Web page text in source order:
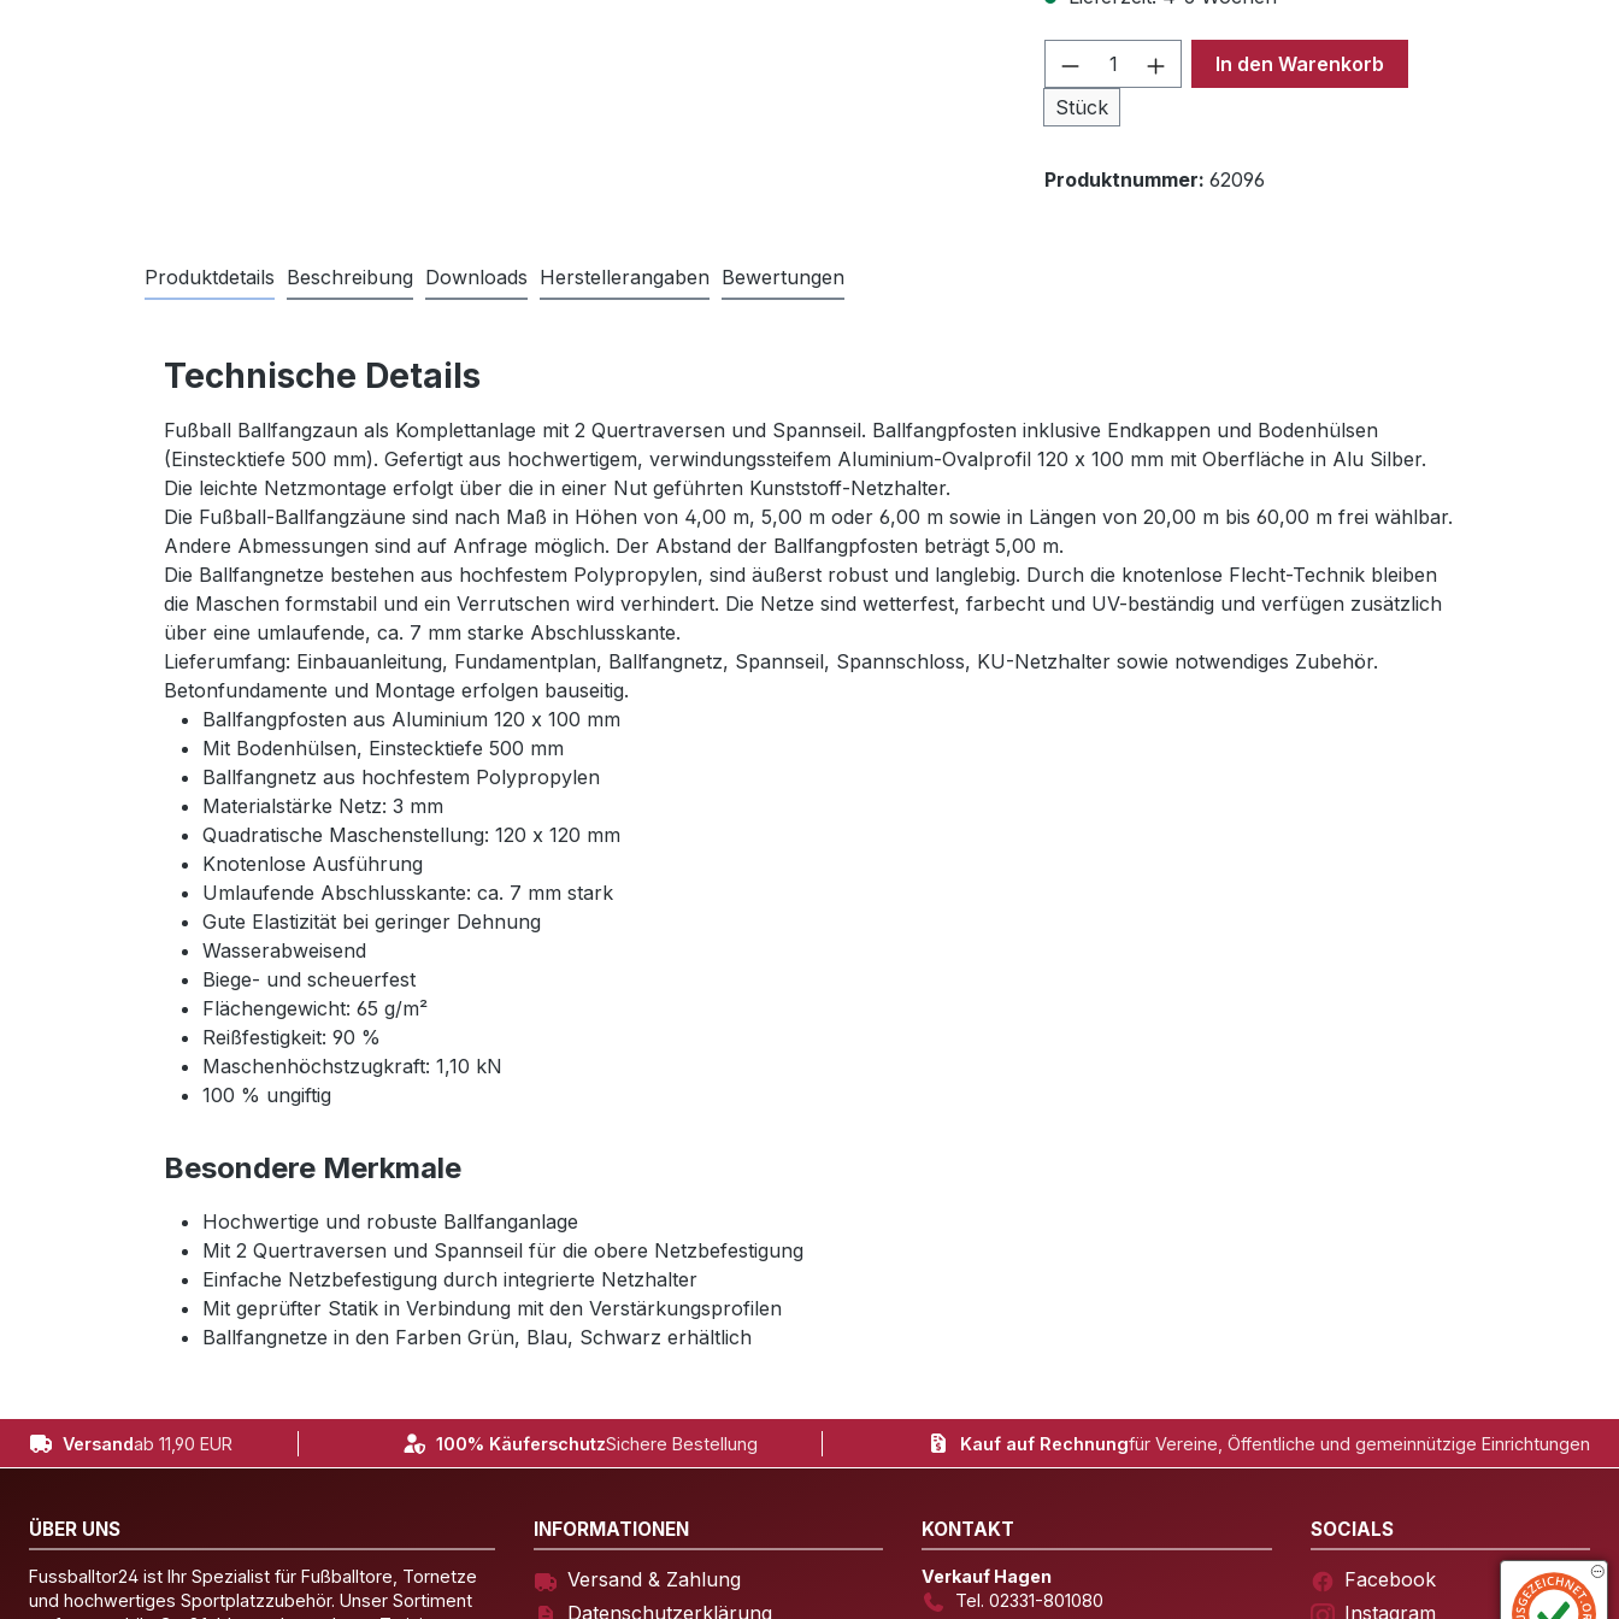
Produkt Anzahl: Gib den gewünschten
Stück
In den Warenkorb
Produktnummer:62096
Produktdetails Beschreibung Downloads Herstellerangaben Bewertungen
Technische Details
Fußball Ballfangzaun als Komplettanlage mit 2 Quertraversen und Spannseil. Ballfangpfosten inklusive Endkappen und Bodenhülsen
(Einstecktiefe 500 mm). Gefertigt aus hochwertigem, verwindungssteifem Aluminium-Ovalprofil 120 x 100 mm mit Oberfläche in Alu Silber.
Die leichte Netzmontage erfolgt über die in einer Nut geführten Kunststoff-Netzhalter.
Die Fußball-Ballfangzäune sind nach Maß in Höhen von 4,00 m, 5,00 m oder 6,00 m sowie in Längen von 20,00 m bis 60,00 m frei wählbar.
Andere Abmessungen sind auf Anfrage möglich. Der Abstand der Ballfangpfosten beträgt 5,00 m.
Die Ballfangnetze bestehen aus hochfestem Polypropylen, sind äußerst robust und langlebig. Durch die knotenlose Flecht-Technik bleiben
die Maschen formstabil und ein Verrutschen wird verhindert. Die Netze sind wetterfest, farbecht und UV-beständig und verfügen zusätzlich
über eine umlaufende, ca. 7 mm starke Abschlusskante.
Lieferumfang: Einbauanleitung, Fundamentplan, Ballfangnetz, Spannseil, Spannschloss, KU-Netzhalter sowie notwendiges Zubehör.
Betonfundamente und Montage erfolgen bauseitig.
Ballfangpfosten aus Aluminium 120 x 100 mm
Mit Bodenhülsen, Einstecktiefe 500 mm
Ballfangnetz aus hochfestem Polypropylen
Materialstärke Netz: 3 mm
Quadratische Maschenstellung: 120 x 120 mm
Knotenlose Ausführung
Umlaufende Abschlusskante: ca. 7 mm stark
Gute Elastizität bei geringer Dehnung
Wasserabweisend
Biege- und scheuerfest
Flächengewicht: 65 g/m²
Reißfestigkeit: 90 %
Maschenhöchstzugkraft: 1,10 kN
100 % ungiftig
Besondere Merkmale
Hochwertige und robuste Ballfanganlage
Mit 2 Quertraversen und Spannseil für die obere Netzbefestigung
Einfache Netzbefestigung durch integrierte Netzhalter
Mit geprüfter Statik in Verbindung mit den Verstärkungsprofilen
Ballfangnetze in den Farben Grün, Blau, Schwarz erhältlich
Versandab 11,90 EUR 100% KäuferschutzSichere Bestellung Kauf auf Rechnungfür Vereine, Öffentliche und gemeinnützige Einrichtungen
ÜBER UNS
Fussballtor24 ist Ihr Spezialist für Fußballtore, Tornetze
und hochwertiges Sportplatzzubehör. Unser Sortiment
INFORMATIONEN
Versand & Zahlung
Datenschutzerklärung
KONTAKT
Verkauf Hagen
Tel. 02331-801080
SOCIALS
Facebook
Instagram